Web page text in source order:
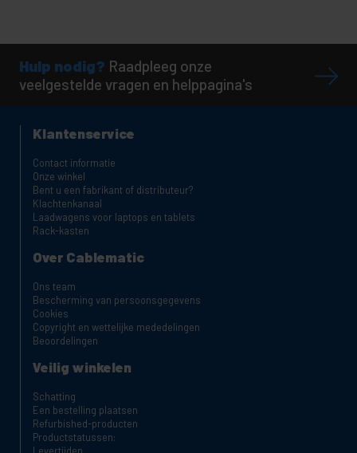
Hulp nodig? Raadpleeg onze
veelgestelde vragen en helppagina's
Klantenservice
Contact informatie
Onze winkel
Bent u een fabrikant of distributeur?
Klachtenkanaal
Laadwagens voor laptops en tablets
Rack-kasten
Over Cablematic
Ons team
Bescherming van persoonsgegevens
Cookies
Copyright en wettelijke mededelingen
Beoordelingen
Veilig winkelen
Schatting
Een bestelling plaatsen
Refurbished-producten
Productstatussen:
Levertijden